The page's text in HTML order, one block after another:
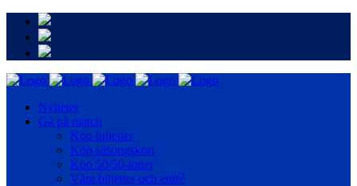
Nyheter
Gå på match
Köp biljetter
Köp säsongskort
Köp 50/50-lotter
Våra biljetter och entré